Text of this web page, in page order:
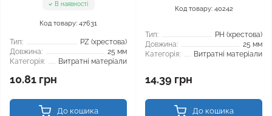
В наявності
Код товару: 47631
Тип:
PZ (хрестова)
Довжина:
25 мм
Категорія:
Витратні матеріали
10.81 грн
До кошика
Код товару: 40242
Тип:
РН (хрестова)
Довжина:
25 мм
Категорія:
Витратні матеріали
14.39 грн
До кошика